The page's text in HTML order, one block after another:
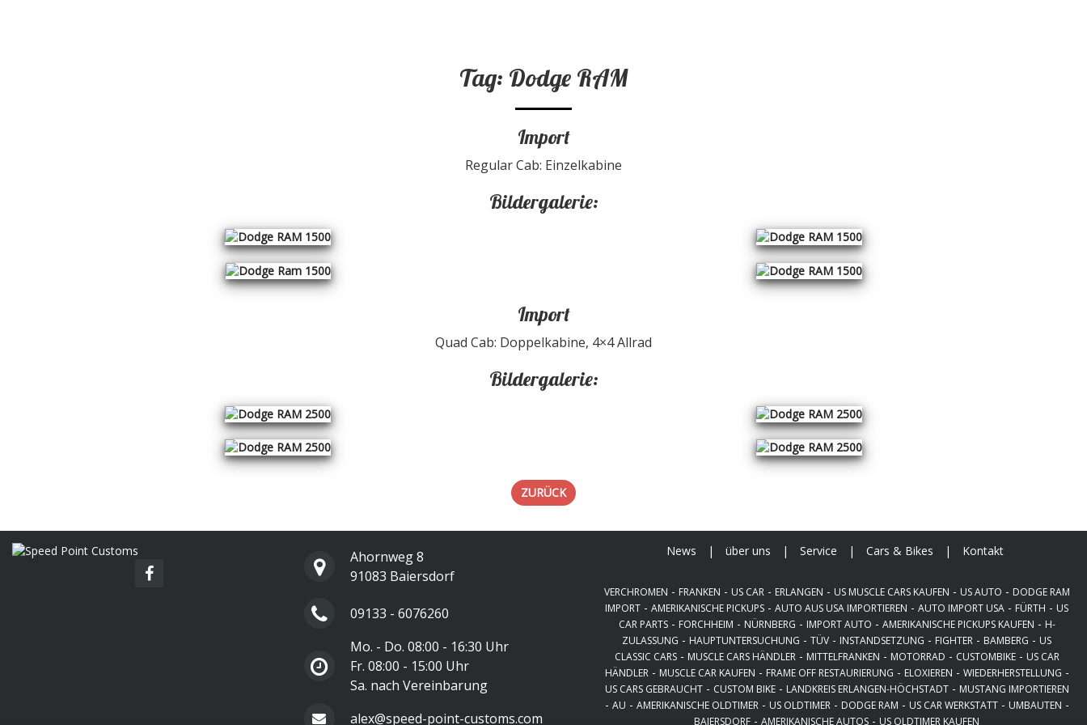
Tag: Dodge RAM
Import
Regular Cab: Einzelkabine
Bildergalerie:
Import
Quad Cab: Doppelkabine, 4×4 Allrad
Bildergalerie:
ZURÜCK
Ahornweg 8
91083 Baiersdorf
09133 - 6076260
Mo. - Do. 08:00 - 16:30 Uhr
Fr. 08:00 - 15:00 Uhr
Sa. nach Vereinbarung
alex@speed-point-customs.com
News | über uns | Service | Cars & Bikes | Kontakt
VERCHROMEN - FRANKEN - US CAR- ERLANGEN - US MUSCLE CARS KAUFEN - US AUTO - DODGE RAM
IMPORT -AMERIKANISCHE PICKUPS -AUTO AUS USA IMPORTIEREN -AUTO IMPORT USA - FÜRTH - US
CAR PARTS- FORCHHEIM - NÜRNBERG - IMPORT AUTO - AMERIKANISCHE PICKUPS KAUFEN - H-
ZULASSUNG - HAUPTUNTERSUCHUNG -TÜV - INSTANDSETZUNG - FIGHTER - BAMBERG - US
CLASSIC CARS- MUSCLE CARS HÄNDLER- MITTELFRANKEN - MOTORRAD - CUSTOMBIKE- US CAR
HÄNDLER- MUSCLE CAR KAUFEN - FRAME OFF RESTAURIERUNG - ELOXIEREN - WIEDERHERSTELLUNG -
US CARS GEBRAUCHT- CUSTOM BIKE- LANDKREIS ERLANGEN-HÖCHSTADT- MUSTANG IMPORTIEREN
- AU - AMERIKANISCHE OLDTIMER- US OLDTIMER- DODGE RAM - US CAR WERKSTATT- UMBAUTEN -
BAIERSDORF -AMERIKANISCHE AUTOS - US OLDTIMER KAUFEN